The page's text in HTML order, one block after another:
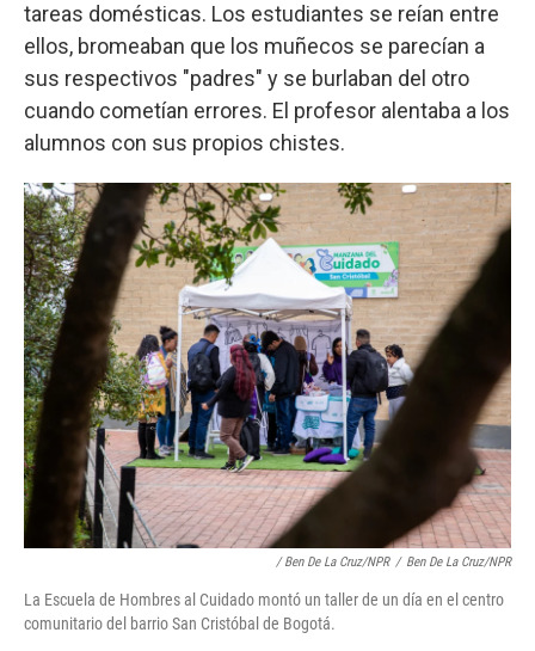
tareas domésticas. Los estudiantes se reían entre
ellos, bromeaban que los muñecos se parecían a
sus respectivos "padres" y se burlaban del otro
cuando cometían errores. El profesor alentaba a los
alumnos con sus propios chistes.
/ Ben De La Cruz/NPR / Ben De La Cruz/NPR
La Escuela de Hombres al Cuidado montó un taller de un día en el centro
comunitario del barrio San Cristóbal de Bogotá.